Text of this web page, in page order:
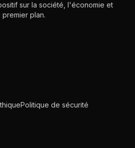
sur la société, l'économie et
plan.
Politique de sécurité